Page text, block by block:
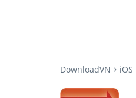
DownloadVN iOS